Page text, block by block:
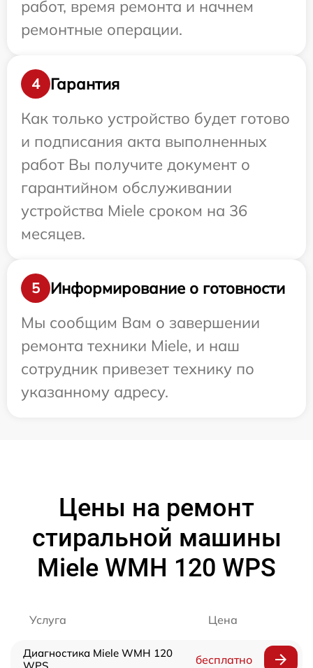
работ, время ремонта и начнем
ремонтные операции.
4
Гарантия
Как только устройство будет готово
и подписания акта выполненных
работ Вы получите документ о
гарантийном обслуживании
устройства Miele сроком на 36
месяцев.
5
Информирование о готовности
Мы сообщим Вам о завершении
ремонта техники Miele, и наш
сотрудник привезет технику по
указанному адресу.
Цены на ремонт
стиральной машины
Miele WMH 120 WPS
Услуга Цена
Диагностика Miele WMH 120
бесплатно